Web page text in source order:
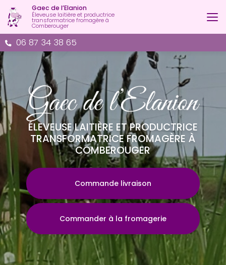
Aller
au
contenu
principal
06 87 34 38 65
Gaec de l’Elanion
Éleveuse laitière et productrice
transformatrice fromagère à
Comberouger
ÉLEVEUSE LAITIÈRE ET PRODUCTRICE
TRANSFORMATRICE FROMAGÈRE À
COMBEROUGER
Commande livraison
Commander à la fromagerie